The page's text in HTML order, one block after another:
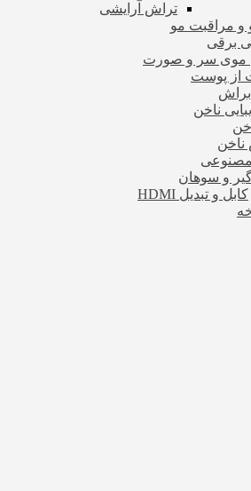
تراش آرایشی
و مراقبت مو
برقی
موی سر و صورت
از پوست
ناخن
ناخن
مصنوعی
و سوهان
کابل و تبدیل HDMI